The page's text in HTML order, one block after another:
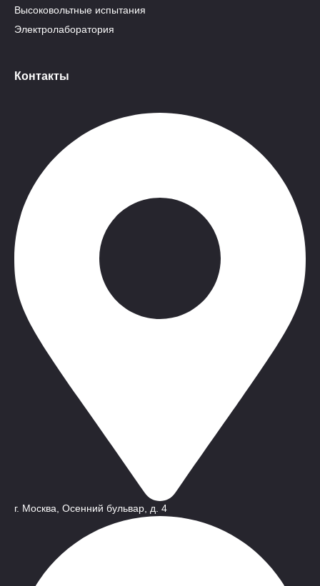
Высоковольтные испытания
Электролаборатория
Контакты
г. Москва, Осенний бульвар, д. 4